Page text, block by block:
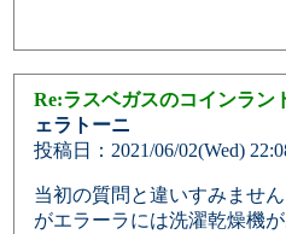
Re:ラスベガスのコインラン
ェラトーニ
投稿日：2021/06/02(Wed)
当初の質問と違いすみませ
がエラーラには洗濯乾燥機